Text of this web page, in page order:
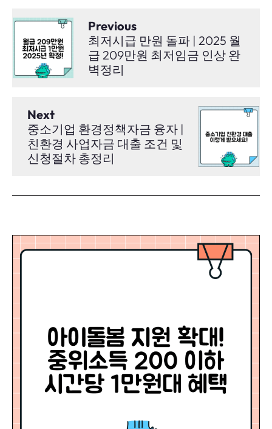
Previous
최저시급 만원 돌파 | 2025 월
급 209만원 최저임금 인상 완
벽정리
Next
중소기업 환경정책자금 융자 |
친환경 사업자금 대출 조건 및
신청절차 총정리